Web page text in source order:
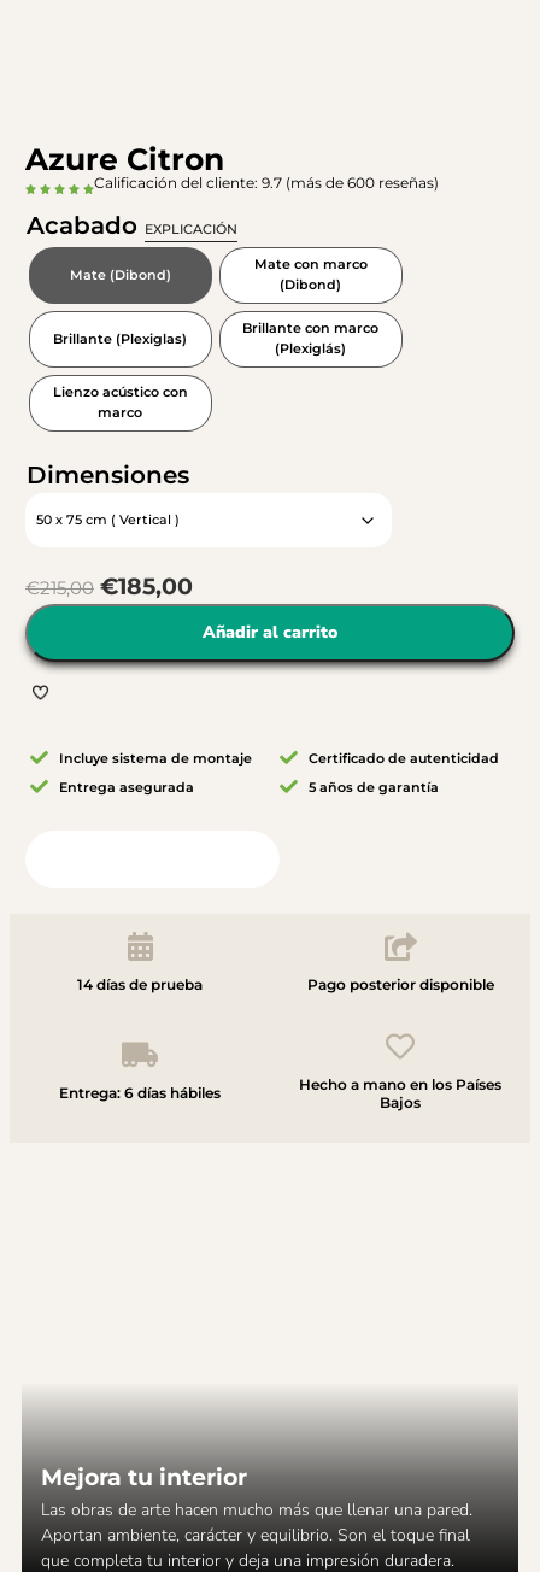
Azure Citron
Calificación del cliente: 9.7 (más de 600 reseñas)
Acabado EXPLICACIÓN
Mate (Dibond)
Mate con marco
(Dibond)
Brillante (Plexiglas)
Brillante con marco
(Plexiglás)
Lienzo acústico con
marco
Dimensiones
€215,00 €185,00
Añadir al carrito
Incluye sistema de montaje
Entrega asegurada
Certificado de autenticidad
5 años de garantía
14 días de prueba Pago posterior disponible
Entrega: 6 días hábiles
Hecho a mano en los Países
Bajos
Mejora tu interior
Las obras de arte hacen mucho más que llenar una pared.
Aportan ambiente, carácter y equilibrio. Son el toque final
que completa tu interior y deja una impresión duradera.